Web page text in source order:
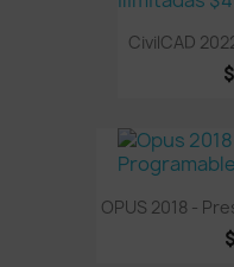
CivilCAD
OPUS 2018 -